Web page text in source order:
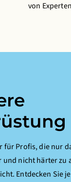
von
Profis, die nur
nicht härter zu
Entdecken Sie